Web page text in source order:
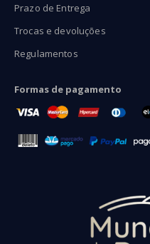
Prazo de Entrega
Trocas e devoluções
Regulamentos
Formas de pagamento